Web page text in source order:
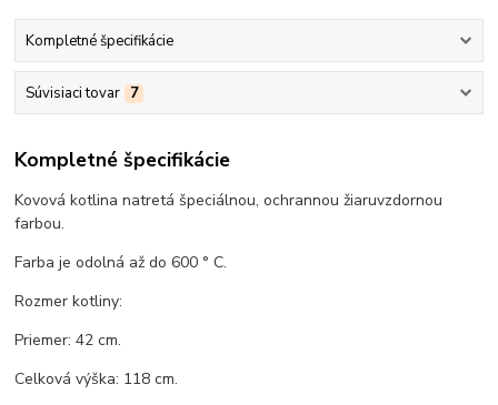
Kompletné špecifikácie
Súvisiaci tovar 7
Kompletné špecifikácie
Kovová kotlina natretá špeciálnou, ochrannou žiaruvzdornou
farbou.
Farba je odolná až do 600 ° C.
Rozmer kotliny:
Priemer: 42 cm.
Celková výška: 118 cm.